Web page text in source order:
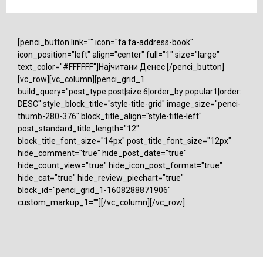
[penci_button link="" icon="fa fa-address-book"
icon_position="left" align="center" full="1" size="large"
text_color="#FFFFFF"]Најчитани Денес [/penci_button]
[vc_row][vc_column][penci_grid_1
build_query="post_type:post|size:6|order_by:popular1|order:
DESC" style_block_title="style-title-grid" image_size="penci-
thumb-280-376" block_title_align="style-title-left"
post_standard_title_length="12"
block_title_font_size="14px" post_title_font_size="12px"
hide_comment="true" hide_post_date="true"
hide_count_view="true" hide_icon_post_format="true"
hide_cat="true" hide_review_piechart="true"
block_id="penci_grid_1-1608288871906"
custom_markup_1=""][/vc_column][/vc_row]